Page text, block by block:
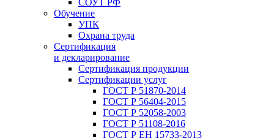
СОУТ РФ
Обучение
УПК
Охрана труда
Сертификация
и декларирование
Сертификация продукции
Сертификации услуг
ГОСТ Р 51870-2014
ГОСТ Р 56404-2015
ГОСТ Р 52058-2003
ГОСТ Р 51108-2016
ГОСТ Р ЕН 15733-2013